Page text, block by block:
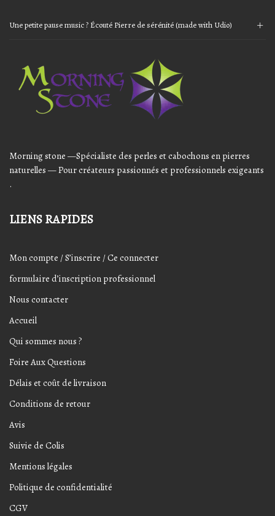
Une petite pause music ? Écouté Pierre de sérénité (made with Udio)
Morning stone —Spécialiste des perles et cabochons en pierres
naturelles — Pour créateurs passionnés et professionnels exigeants
.
LIENS RAPIDES
Mon compte / S’inscrire / Ce connecter
formulaire d’inscription professionnel
Nous contacter
Accueil
Qui sommes nous ?
Foire Aux Questions
Délais et coût de livraison
Conditions de retour
Avis
Suivie de Colis
Mentions légales
Politique de confidentialité
CGV